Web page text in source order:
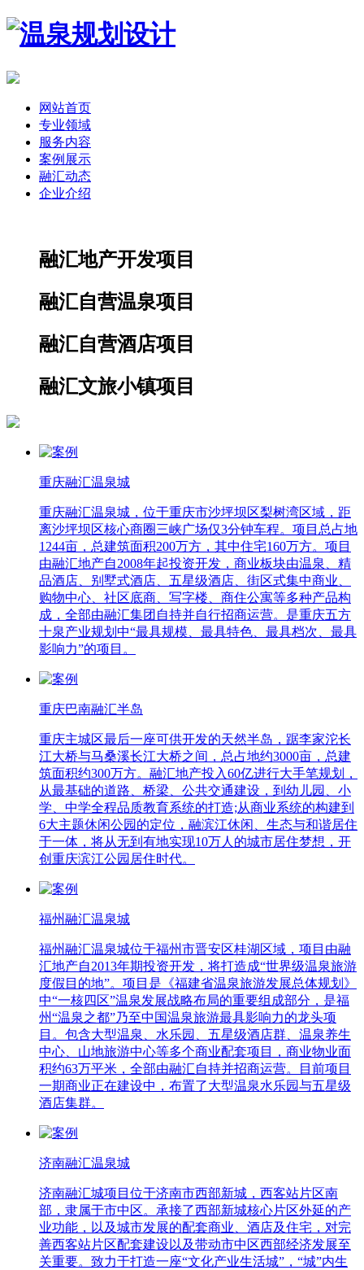
网站首页
专业领域
服务内容
案例展示
融汇动态
企业介绍
融汇地产开发项目
融汇自营温泉项目
融汇自营酒店项目
融汇文旅小镇项目
重庆融汇温泉城
重庆融汇温泉城，位于重庆市沙坪坝区梨树湾区域，距
离沙坪坝区核心商圈三峡广场仅3分钟车程。项目总占地
1244亩，总建筑面积200万方，其中住宅160万方。项目
由融汇地产自2008年起投资开发，商业板块由温泉、精
品酒店、别墅式酒店、五星级酒店、街区式集中商业、
购物中心、社区底商、写字楼、商住公寓等多种产品构
成，全部由融汇集团自持并自行招商运营。是重庆五方
十泉产业规划中“最具规模、最具特色、最具档次、最具
影响力”的项目。
重庆巴南融汇半岛
重庆主城区最后一座可供开发的天然半岛，踞李家沱长
江大桥与马桑溪长江大桥之间，总占地约3000亩，总建
筑面积约300万方。融汇地产投入60亿进行大手笔规划，
从最基础的道路、桥梁、公共交通建设，到幼儿园、小
学、中学全程品质教育系统的打造;从商业系统的构建到
6大主题休闲公园的定位，融滨江休闲、生态与和谐居住
于一体，将从无到有地实现10万人的城市居住梦想，开
创重庆滨江公园居住时代。
福州融汇温泉城
福州融汇温泉城位于福州市晋安区桂湖区域，项目由融
汇地产自2013年期投资开发，将打造成“世界级温泉旅游
度假目的地”。项目是《福建省温泉旅游发展总体规划》
中“一核四区”温泉发展战略布局的重要组成部分，是福
州“温泉之都”乃至中国温泉旅游最具影响力的龙头项
目。包含大型温泉、水乐园、五星级酒店群、温泉养生
中心、山地旅游中心等多个商业配套项目，商业物业面
积约63万平米，全部由融汇自持并招商运营。目前项目
一期商业正在建设中，布置了大型温泉水乐园与五星级
酒店集群。
济南融汇温泉城
济南融汇城项目位于济南市西部新城，西客站片区南
部，隶属于市中区。承接了西部新城核心片区外延的产
业功能，以及城市发展的配套商业、酒店及住宅，对完
善西客站片区配套建设以及带动市中区西部经济发展至
关重要。致力于打造一座“文化产业生活城”，“城”内生